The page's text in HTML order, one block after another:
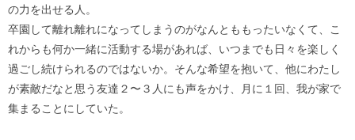
の力を出せる人。
卒園して離れ離れになってしまうのがなんとももったいなくて、こ
れからも何か一緒に活動する場があれば、いつまでも日々を楽しく
過ごし続けられるのではないか。そんな希望を抱いて、他にわたし
が素敵だなと思う友達２〜３人にも声をかけ、月に１回、我が家で
集まることにしていた。